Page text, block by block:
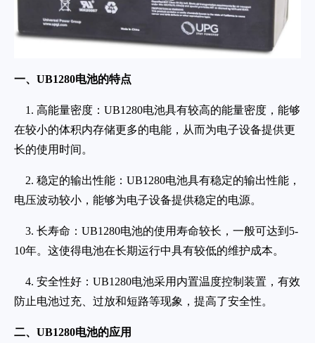
一、UB1280电池的特点
1. 高能量密度：UB1280电池具有较高的能量密度，能够
在较小的体积内存储更多的电能，从而为电子设备提供更
长的使用时间。
2. 稳定的输出性能：UB1280电池具有稳定的输出性能，
电压波动较小，能够为电子设备提供稳定的电源。
3. 长寿命：UB1280电池的使用寿命较长，一般可达到5-
10年。这使得电池在长期运行中具有较低的维护成本。
4. 安全性好：UB1280电池采用内置温度控制装置，有效
防止电池过充、过放和短路等现象，提高了安全性。
二、UB1280电池的应用